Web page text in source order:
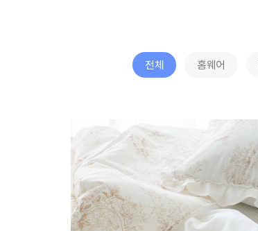
전체 홈웨어